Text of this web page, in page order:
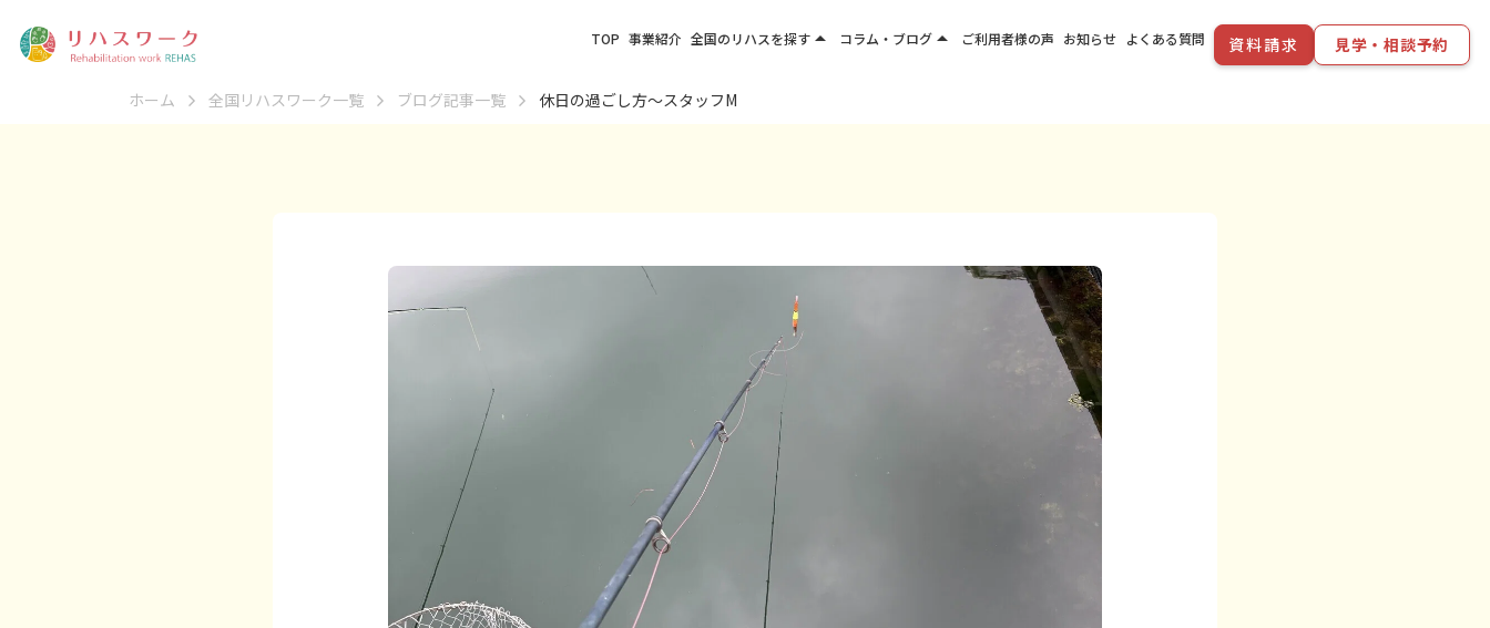
ホーム 全国リハスワーク一覧 ブログ記事一覧 休日の過ごし方～スタッフM
TOP 事業紹介 全国のリハスを探すarrow_drop_up
東北エリア
コラム・ブログarrow_drop_up ご利用者様の声 お知らせ よくある質問 資料請求 見学・相談予約